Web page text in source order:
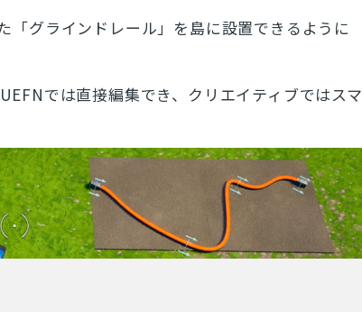
「グラインドレール」 を島に設置できるように
では直接編集でき、クリエイティブではスマ